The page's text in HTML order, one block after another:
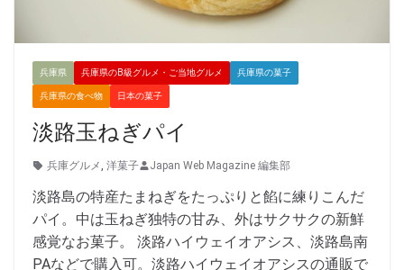
兵庫県 兵庫県のB級グルメ・ご当地グルメ 兵庫県の菓子
兵庫県の食べ物 日本の菓子
淡路玉ねぎパイ
兵庫グルメ 洋菓子 Japan Web Magazine 編集部
淡路島の特産たまねぎをたっぷりと餡に練りこんだ
パイ。中は玉ねぎ独特の甘み、外はサクサクの新鮮
感覚なお菓子。 淡路ハイウェイオアシス、淡路島南
PAなどで購入可。淡路ハイウェイオアシスの通販で